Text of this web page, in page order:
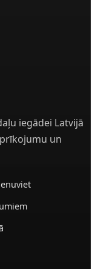
iegādei Latvijā
un